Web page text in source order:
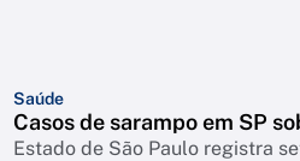
Saúde
Casos de sarampo em SP
Estado de São Paulo registra